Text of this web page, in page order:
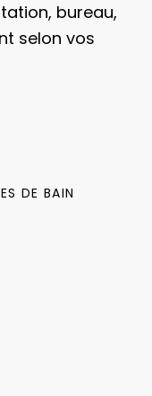
bureau,
selon vos
ouverte sur
grande
des écoles.
ou
DE BAIN